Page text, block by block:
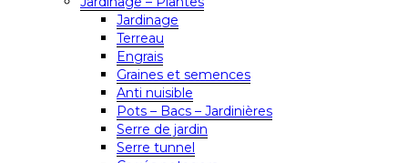
Jardinage
Terreau
Engrais
Graines et semences
Anti nuisible
Pots – Bacs – Jardinières
Serre de jardin
Serre tunnel